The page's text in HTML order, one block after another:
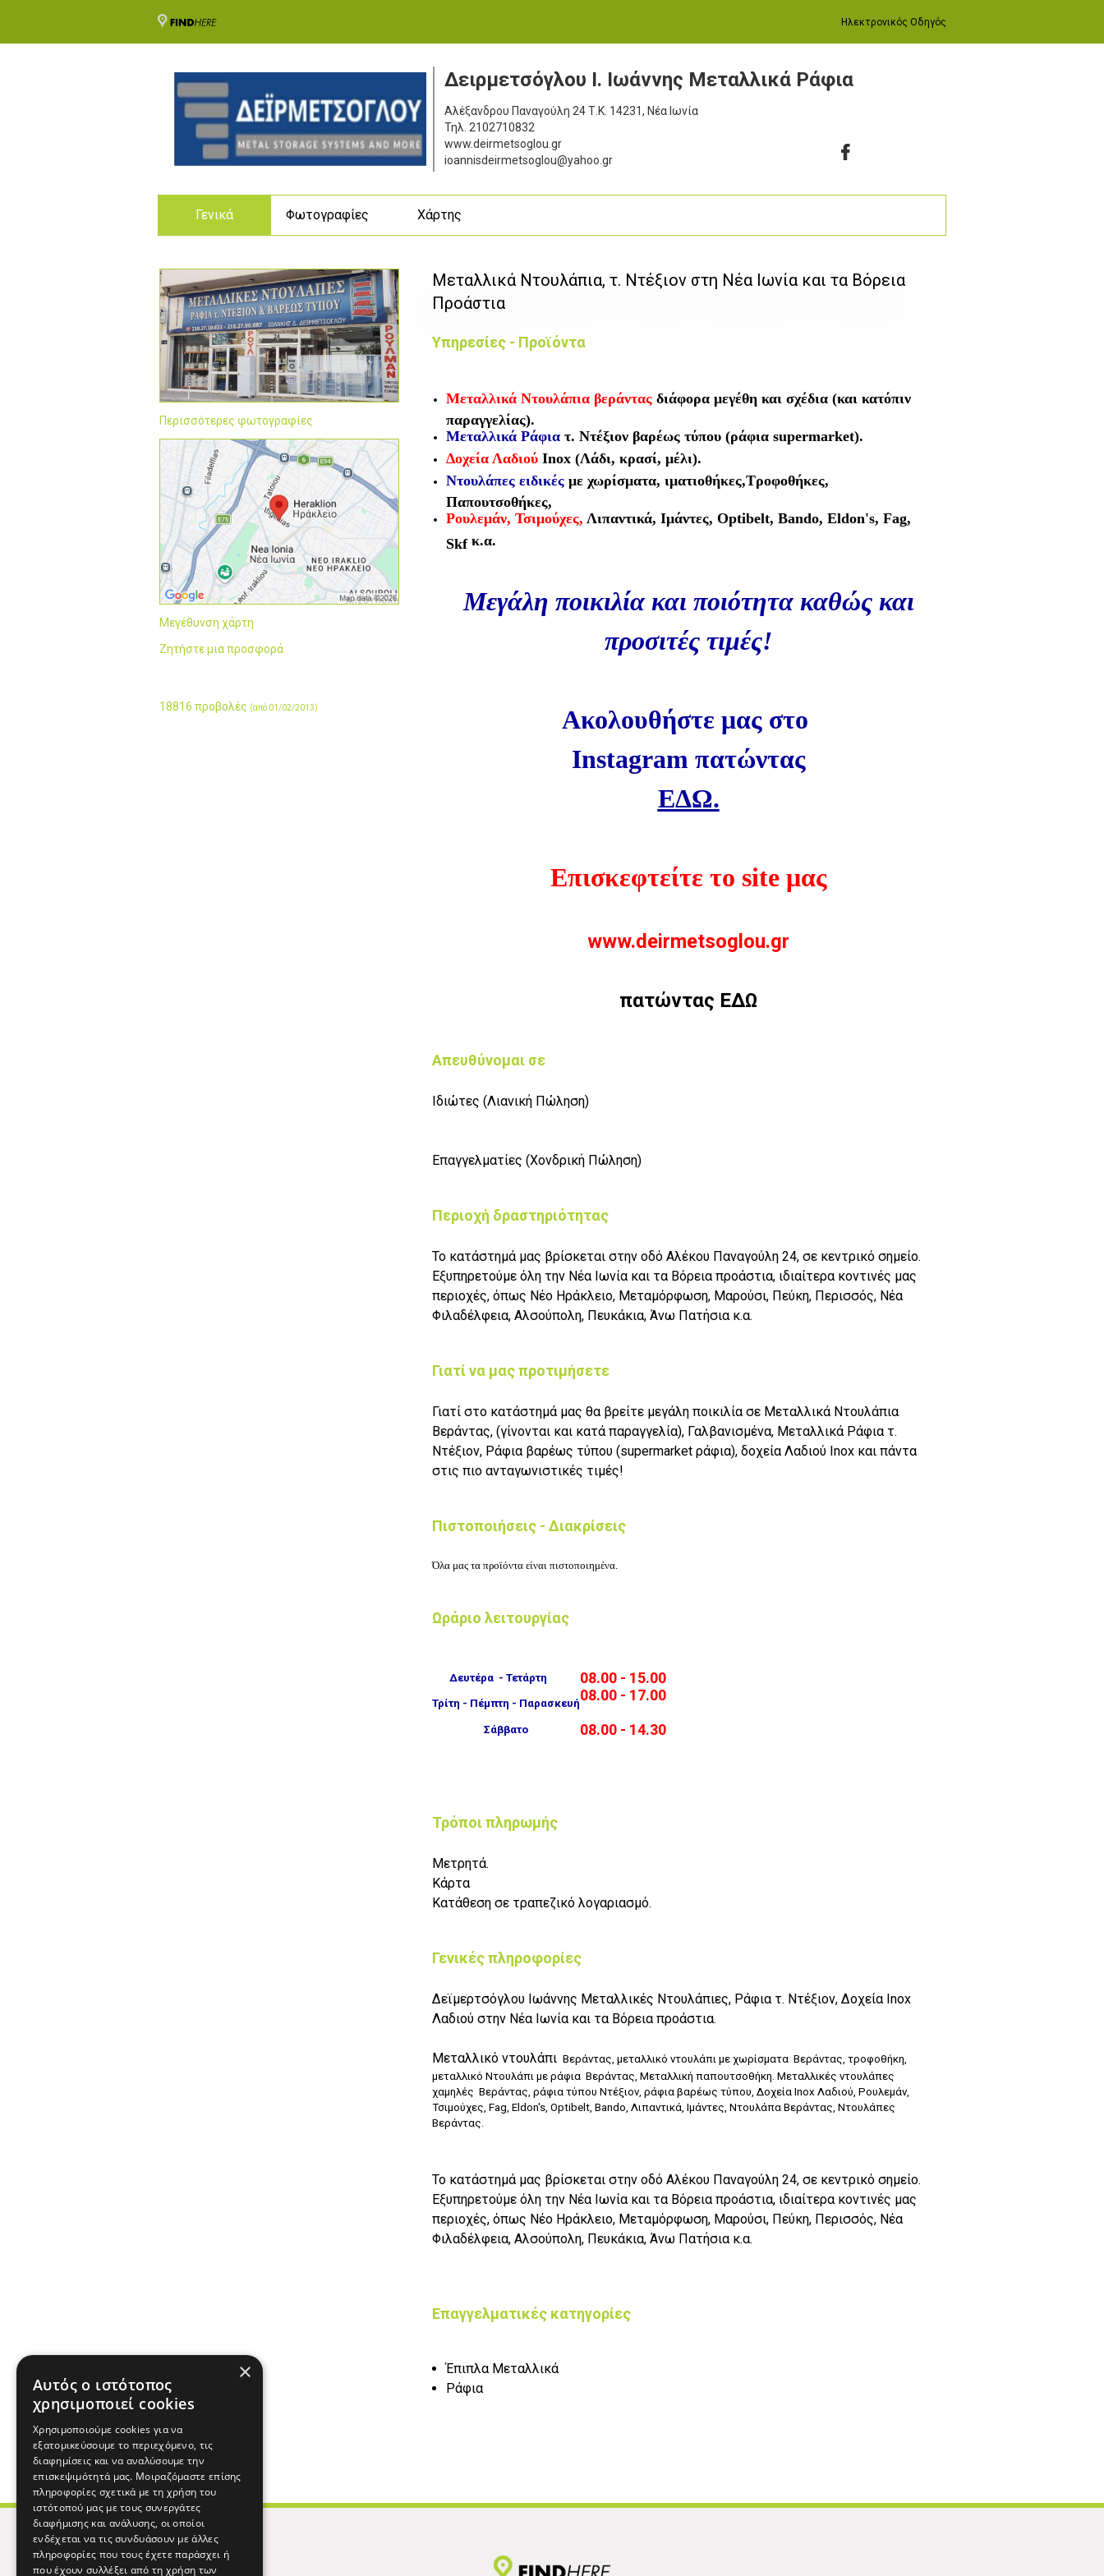
Ηλεκτρονικός Οδηγός
Δειρμετσόγλου Ι. Ιωάννης Μεταλλικά Ράφια
Αλέξανδρου Παναγούλη 24 Τ.Κ. 14231, Νέα Ιωνία
Τηλ. 2102710832
www.deirmetsoglou.gr
ioannisdeirmetsoglou@yahoo.gr
Γενικά Φωτογραφίες Χάρτης
Περισσότερες φωτογραφίες
Μεγέθυνση χάρτη
Ζητήστε μια προσφορά
18816 προβολές (από 01/02/2013)
Μεταλλικά Ντουλάπια, τ. Ντέξιον στη Νέα Ιωνία και τα Βόρεια
Προάστια
Υπηρεσίες - Προϊόντα
Μεταλλικά Ντουλάπια βεράντας διάφορα μεγέθη και σχέδια (και κατόπιν
παραγγελίας).
Μεταλλικά Ράφια τ. Ντέξιον βαρέως τύπου (ράφια supermarket).
Δοχεία Λαδιού Inox (Λάδι, κρασί, μέλι).
Ντουλάπες ειδικές με χωρίσματα, ιματιοθήκες,Τροφοθήκες,
Παπουτσοθήκες,
Ρουλεμάν, Τσιμούχες, Λιπαντικά, Ιμάντες, Optibelt, Bando, Eldon's, Fag,
Skfκ.α.
Μεγάλη ποικιλία και ποιότητα καθώς και
προσιτές τιμές!
Ακολουθήστε μας στο
Instagram πατώντας
ΕΔΩ.
Επισκεφτείτε το site μας
www.deirmetsoglou.gr
πατώντας ΕΔΩ
Απευθύνομαι σε
Ιδιώτες (Λιανική Πώληση)
Επαγγελματίες (Χονδρική Πώληση)
Περιοχή δραστηριότητας
Το κατάστημά μας βρίσκεται στην οδό Αλέκου Παναγούλη 24, σε κεντρικό σημείο.
Εξυπηρετούμε όλη την Νέα Ιωνία και τα Βόρεια προάστια, ιδιαίτερα κοντινές μας
περιοχές, όπως Νέο Ηράκλειο, Μεταμόρφωση, Μαρούσι, Πεύκη, Περισσός, Νέα
Φιλαδέλφεια, Αλσούπολη, Πευκάκια, Άνω Πατήσια κ.α.
Γιατί να μας προτιμήσετε
Γιατί στο κατάστημά μας θα βρείτε μεγάλη ποικιλία σε Μεταλλικά Ντουλάπια
Βεράντας, (γίνονται και κατά παραγγελία), Γαλβανισμένα, Μεταλλικά Ράφια τ.
Ντέξιον, Ράφια βαρέως τύπου (supermarket ράφια), δοχεία Λαδιού Inox και πάντα
στις πιο ανταγωνιστικές τιμές!
Πιστοποιήσεις - Διακρίσεις
Όλα μας τα προϊόντα είναι πιστοποιημένα.
Ωράριο λειτουργίας
Δευτέρα - Τετάρτη 08.00 - 15.00
Τρίτη - Πέμπτη - Παρασκευή08.00 - 17.00
Σάββατο 08.00 - 14.30
Τρόποι πληρωμής
Μετρητά.
Κάρτα
Κατάθεση σε τραπεζικό λογαριασμό.
Γενικές πληροφορίες
Δεϊμερτσόγλου Ιωάννης Μεταλλικές Ντουλάπιες, Ράφια τ. Ντέξιον, Δοχεία Inox
Λαδιού στην Νέα Ιωνία και τα Βόρεια προάστια.
Μεταλλικό ντουλάπι Βεράντας, μεταλλικό ντουλάπι με χωρίσματα Βεράντας, τροφοθήκη,
μεταλλικό Ντουλάπι με ράφια Βεράντας, Μεταλλική παπουτσοθήκη. Μεταλλικές ντουλάπες
χαμηλές Βεράντας, ράφια τύπου Ντέξιον, ράφια βαρέως τύπου, Δοχεία Inox Λαδιού, Ρουλεμάν,
Τσιμούχες, Fag, Eldon's, Optibelt, Bando, Λιπαντικά, Ιμάντες, Ντουλάπα Βεράντας, Ντουλάπες
Βεράντας.
Το κατάστημά μας βρίσκεται στην οδό Αλέκου Παναγούλη 24, σε κεντρικό σημείο.
Εξυπηρετούμε όλη την Νέα Ιωνία και τα Βόρεια προάστια, ιδιαίτερα κοντινές μας
περιοχές, όπως Νέο Ηράκλειο, Μεταμόρφωση, Μαρούσι, Πεύκη, Περισσός, Νέα
Φιλαδέλφεια, Αλσούπολη, Πευκάκια, Άνω Πατήσια κ.α.
Επαγγελματικές κατηγορίες
Έπιπλα Μεταλλικά
Ράφια
×
Αυτός ο ιστότοπος
χρησιμοποιεί cookies
Χρησιμοποιούμε cookies για να
εξατομικεύσουμε το περιεχόμενο, τις
διαφημίσεις και να αναλύσουμε την
επισκεψιμότητά μας. Μοιραζόμαστε επίσης
πληροφορίες σχετικά με τη χρήση του
ιστότοπού μας με τους συνεργάτες
διαφήμισης και ανάλυσης, οι οποίοι
ενδέχεται να τις συνδυάσουν με άλλες
πληροφορίες που τους έχετε παράσχει ή
που έχουν συλλέξει από τη χρήση των